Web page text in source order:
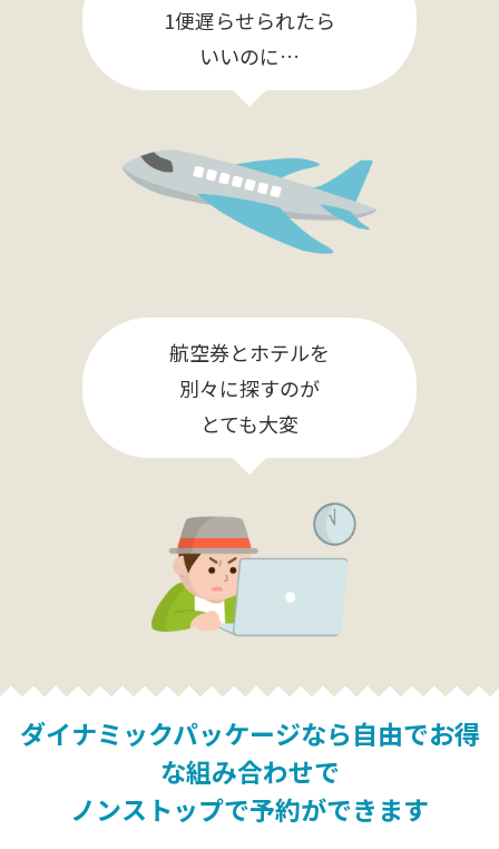
1便遅らせられたら
いいのに…
航空券とホテルを
別々に探すのが
とても大変
ダイナミックパッケージなら自由でお得
な組み合わせで
ノンストップで予約ができます